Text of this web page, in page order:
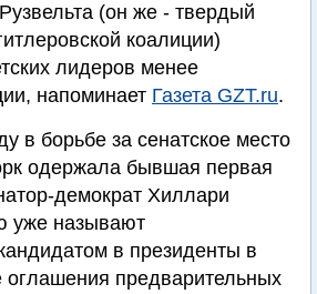
(он же - твердый
коалиции)
лидеров менее
напоминает Газета GZT.ru.
в борьбе за сенатское место
одержала бывшая первая
демократ Хиллари
уже называют
в президенты в
оглашения предварительных